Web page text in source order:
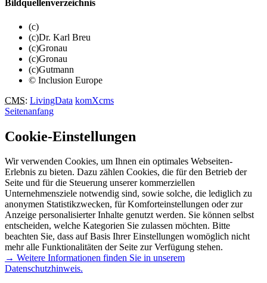
Bildquellenverzeichnis
(c)
(c)Dr. Karl Breu
(c)Gronau
(c)Gronau
(c)Gutmann
© Inclusion Europe
CMS: LivingData komXcms
Seitenanfang
Cookie-Einstellungen
Wir verwenden Cookies, um Ihnen ein optimales Webseiten-
Erlebnis zu bieten. Dazu zählen Cookies, die für den Betrieb der
Seite und für die Steuerung unserer kommerziellen
Unternehmensziele notwendig sind, sowie solche, die lediglich zu
anonymen Statistikzwecken, für Komforteinstellungen oder zur
Anzeige personalisierter Inhalte genutzt werden. Sie können selbst
entscheiden, welche Kategorien Sie zulassen möchten. Bitte
beachten Sie, dass auf Basis Ihrer Einstellungen womöglich nicht
mehr alle Funktionalitäten der Seite zur Verfügung stehen.
→ Weitere Informationen finden Sie in unserem
Datenschutzhinweis.